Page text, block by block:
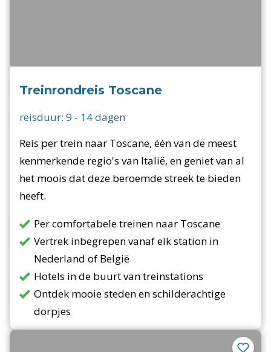
Treinrondreis Toscane
reisduur: 9 - 14dagen
Reis per trein naar Toscane, één van de meest
kenmerkende regio's van Italië, en geniet van al
het moois dat deze beroemde streek te bieden
heeft.
Per comfortabele treinen naar Toscane
Vertrek inbegrepen vanaf elk station in
Nederland of België
Hotels in de buurt van treinstations
Ontdek mooie steden en schilderachtige
dorpjes